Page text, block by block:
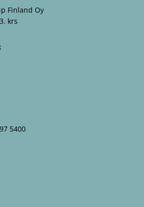
Finland Oy
krs
5400